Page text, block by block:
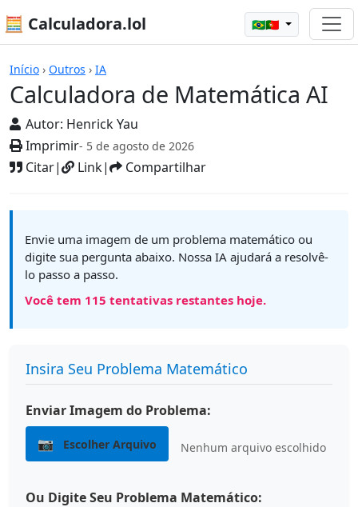
🧮 Calculadora.lol 🇧🇷🇵🇹
Início › Outros › IA
Calculadora de Matemática AI
Autor: Henrick Yau
Imprimir- 5 de agosto de 2026
Citar| Link| Compartilhar
Calculadoras
Envie uma imagem de um problema matemático ou
digite sua pergunta abaixo. Nossa IA ajudará a resolvê-
lo passo a passo.
Você tem 115 tentativas restantes hoje.
Insira Seu Problema Matemático
Enviar Imagem do Problema:
📷
Escolher Arquivo Nenhum arquivo escolhido
Ou Digite Seu Problema Matemático: